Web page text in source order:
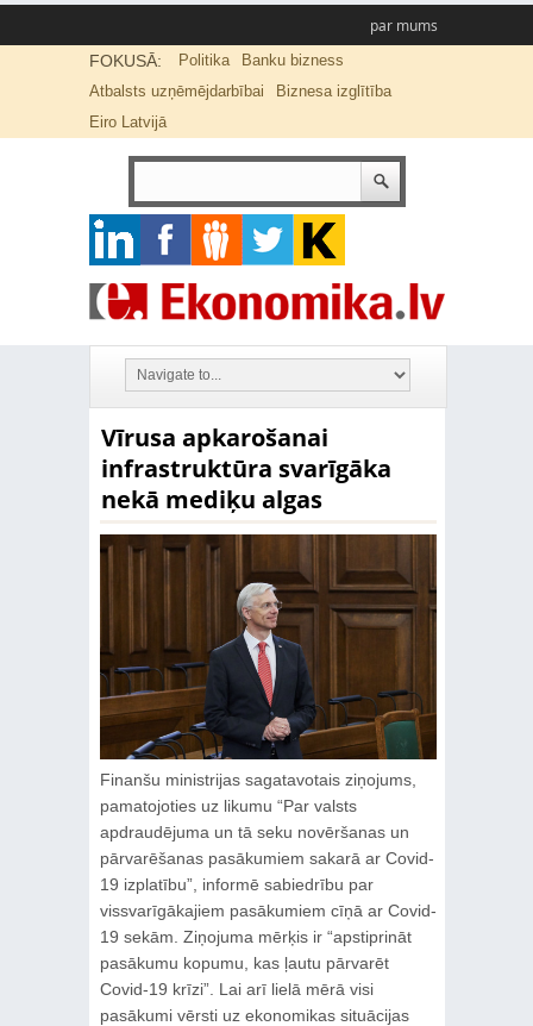
par mums
FOKUSĀ: Politika
Banku bizness
Atbalsts uzņēmējdarbībai
Biznesa izglītība
Eiro Latvijā
Vīrusa apkarošanai
infrastruktūra svarīgāka
nekā mediķu algas
Finanšu ministrijas sagatavotais ziņojums,
pamatojoties uz likumu “Par valsts
apdraudējuma un tā seku novēršanas un
pārvarēšanas pasākumiem sakarā ar Covid-
19 izplatību”, informē sabiedrību par
vissvarīgākajiem pasākumiem cīņā ar Covid-
19 sekām. Ziņojuma mērķis ir “apstiprināt
pasākumu kopumu, kas ļautu pārvarēt
Covid-19 krīzi”. Lai arī lielā mērā visi
pasākumi vērsti uz ekonomikas situācijas